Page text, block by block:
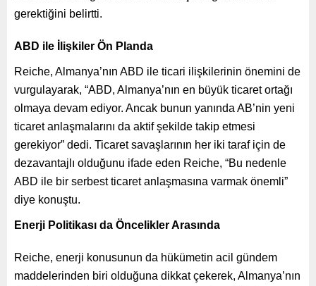
gerektiğini belirtti.
ABD ile İlişkiler Ön Planda
Reiche, Almanya’nın ABD ile ticari ilişkilerinin önemini de
vurgulayarak, “ABD, Almanya’nın en büyük ticaret ortağı
olmaya devam ediyor. Ancak bunun yanında AB’nin yeni
ticaret anlaşmalarını da aktif şekilde takip etmesi
gerekiyor” dedi. Ticaret savaşlarının her iki taraf için de
dezavantajlı olduğunu ifade eden Reiche, “Bu nedenle
ABD ile bir serbest ticaret anlaşmasına varmak önemli”
diye konuştu.
Enerji Politikası da Öncelikler Arasında
Reiche, enerji konusunun da hükümetin acil gündem
maddelerinden biri olduğuna dikkat çekerek, Almanya’nın